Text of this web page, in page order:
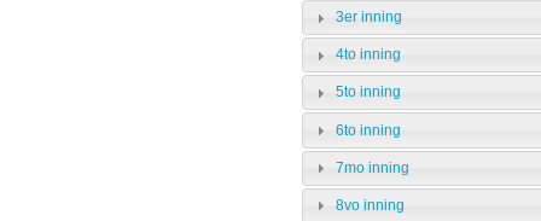
3er inning
4to inning
5to inning
6to inning
7mo inning
8vo inning